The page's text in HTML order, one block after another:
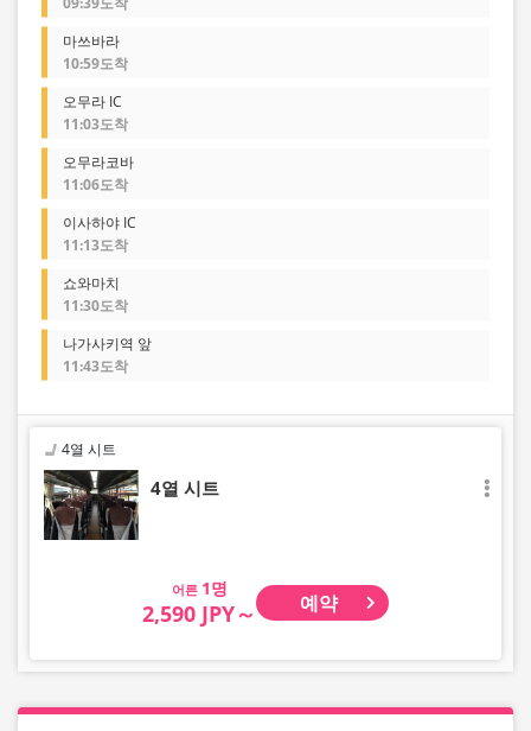
마쓰바라
10:59도착
오무라 IC
11:03도착
오무라코바
11:06도착
이사하야 IC
11:13도착
쇼와마치
11:30도착
나가사키역 앞
11:43도착
4열 시트
4열 시트
어른
2,590 JPY～ 예약